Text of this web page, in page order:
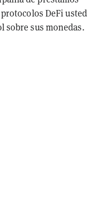
DeFi usted
sobre sus monedas.